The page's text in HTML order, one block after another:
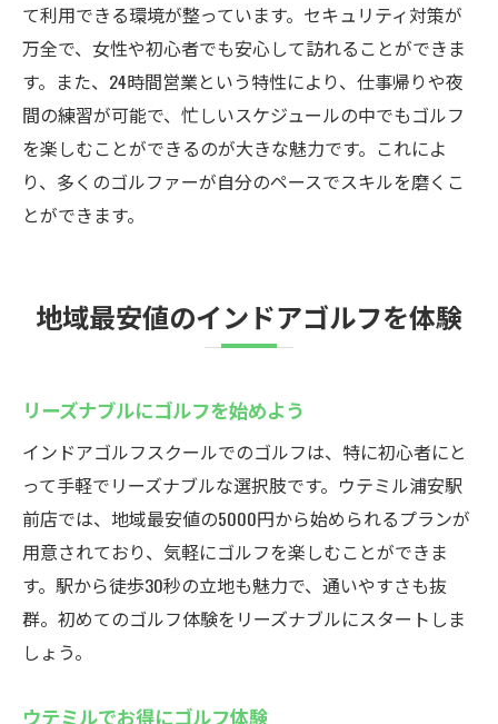
て利用できる環境が整っています。セキュリティ対策が
万全で、女性や初心者でも安心して訪れることができま
す。また、24時間営業という特性により、仕事帰りや夜
間の練習が可能で、忙しいスケジュールの中でもゴルフ
を楽しむことができるのが大きな魅力です。これによ
り、多くのゴルファーが自分のペースでスキルを磨くこ
とができます。
地域最安値のインドアゴルフを体験
リーズナブルにゴルフを始めよう
インドアゴルフスクールでのゴルフは、特に初心者にと
って手軽でリーズナブルな選択肢です。ウテミル浦安駅
前店では、地域最安値の5000円から始められるプランが
用意されており、気軽にゴルフを楽しむことができま
す。駅から徒歩30秒の立地も魅力で、通いやすさも抜
群。初めてのゴルフ体験をリーズナブルにスタートしま
しょう。
ウテミルでお得にゴルフ体験